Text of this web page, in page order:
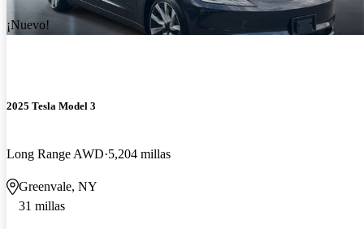
¡Nuevo!
2025 Tesla Model 3
Long Range AWD 5,204 millas
Greenvale, NY
31 millas